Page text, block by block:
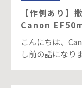
【作例あり】
Canon
こんにちは、
し前の話になり